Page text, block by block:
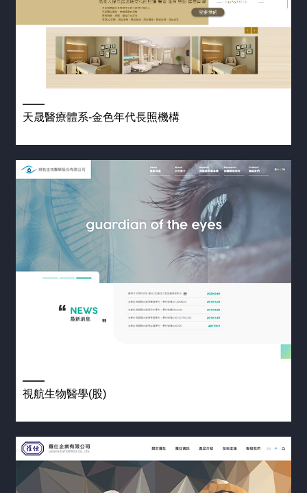
天晟醫療體系-金色年代長照機構
視航生物醫學(股)